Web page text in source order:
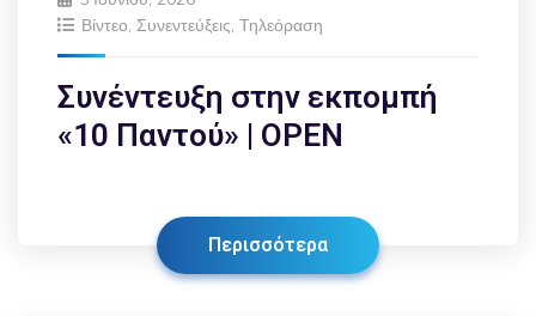
Βίντεο, Συνεντεύξεις, Τηλεόραση
Συνέντευξη στην εκπομπή
«10 Παντού» | OPEN
Περισσότερα